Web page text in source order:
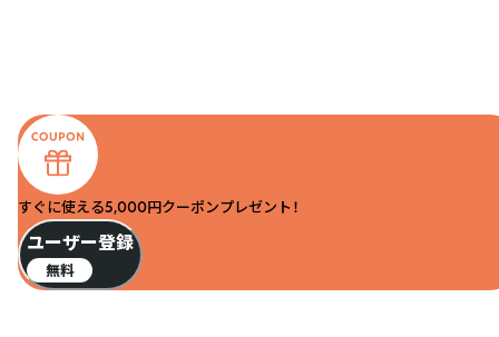
すぐに使える5,000円クーポンプレゼント！
ユーザー登録
無料